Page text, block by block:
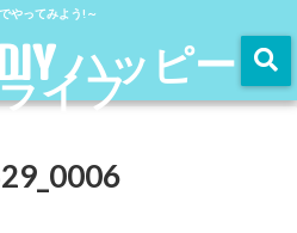
やってみよう!～
ハッピー
イフ